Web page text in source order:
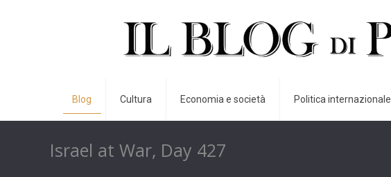
Blog Cultura Economia e società Politica internazionale
Israel at War, Day 427